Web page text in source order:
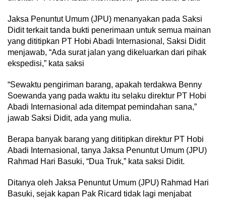
Jaksa Penuntut Umum (JPU) menanyakan pada Saksi
Didit terkait tanda bukti penerimaan untuk semua mainan
yang dititipkan PT Hobi Abadi Internasional, Saksi Didit
menjawab, “Ada surat jalan yang dikeluarkan dari pihak
ekspedisi,” kata saksi
“Sewaktu pengiriman barang, apakah terdakwa Benny
Soewanda yang pada waktu itu selaku direktur PT Hobi
Abadi Internasional ada ditempat pemindahan sana,”
jawab Saksi Didit, ada yang mulia.
Berapa banyak barang yang dititipkan direktur PT Hobi
Abadi Internasional, tanya Jaksa Penuntut Umum (JPU)
Rahmad Hari Basuki, “Dua Truk,” kata saksi Didit.
Ditanya oleh Jaksa Penuntut Umum (JPU) Rahmad Hari
Basuki, sejak kapan Pak Ricard tidak lagi menjabat